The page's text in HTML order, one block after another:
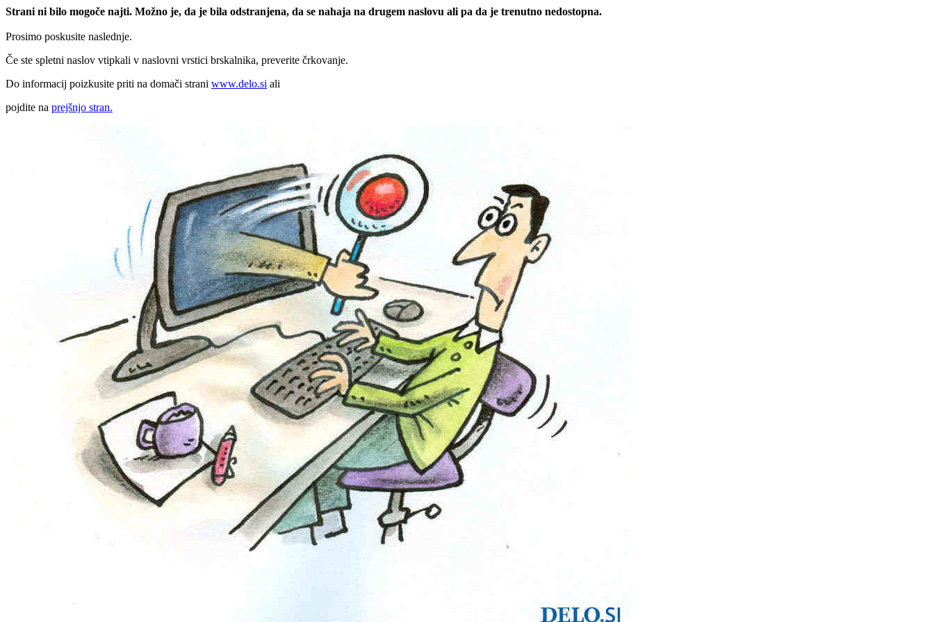
Strani ni bilo mogoče najti. Možno je, da je bila odstranjena, da se nahaja na drugem naslovu ali pa da je trenutno nedostopna.
Prosimo poskusite naslednje.
Če ste spletni naslov vtipkali v naslovni vrstici brskalnika, preverite črkovanje.
Do informacij poizkusite priti na domači strani www.delo.si ali
pojdite na prejšnjo stran.